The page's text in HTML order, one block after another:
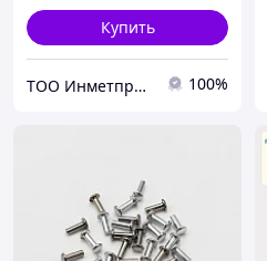
Купить
ТОО Инметпром 100%